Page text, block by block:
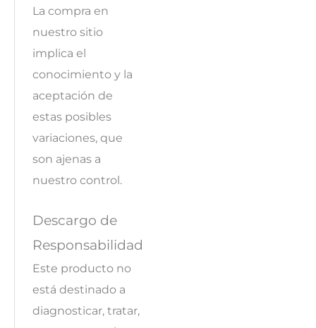
La compra en
nuestro sitio
implica el
conocimiento y la
aceptación de
estas posibles
variaciones, que
son ajenas a
nuestro control.
Descargo de
Responsabilidad
Este producto no
está destinado a
diagnosticar, tratar,